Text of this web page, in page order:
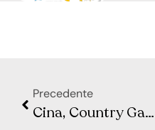
Precedente
Cina, Country Garden registra una perdita record e avverte di un possibile default